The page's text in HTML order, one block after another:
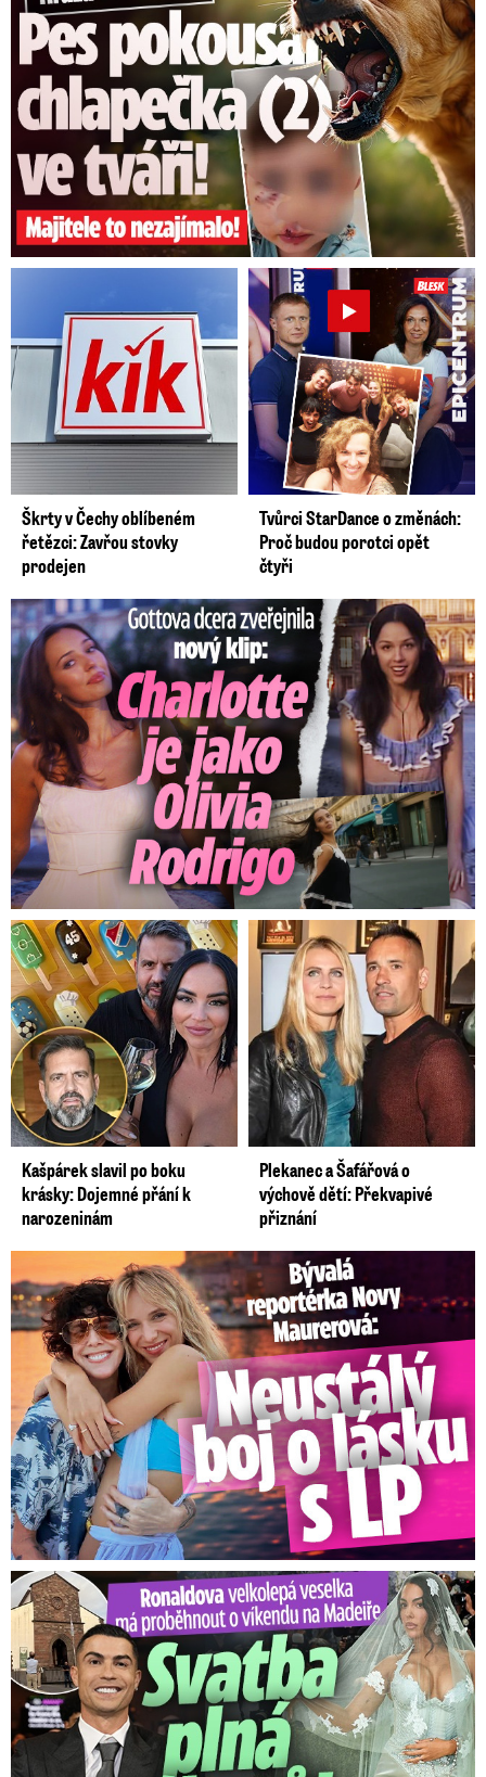
Škrty v Čechy oblíbeném
řetězci: Zavřou stovky
prodejen
Tvůrci StarDance o změnách:
Proč budou porotci opět
čtyři
Gottova dcera zveřejnila nový klip: Je jako Olivie Rodrigo!
Kašpárek slavil po boku
krásky: Dojemné přání k
narozeninám
Plekanec a Šafářová o
výchově dětí: Překvapivé
přiznání
Bývalá reportérka Novy Maurerová: Neustálý boj o lásku s ...
Ronaldova velkolepá veselka na Madeiře: Svatba plná zákazů!